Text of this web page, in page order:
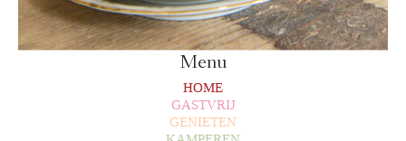
Menu
HOME
GASTVRIJ
GENIETEN